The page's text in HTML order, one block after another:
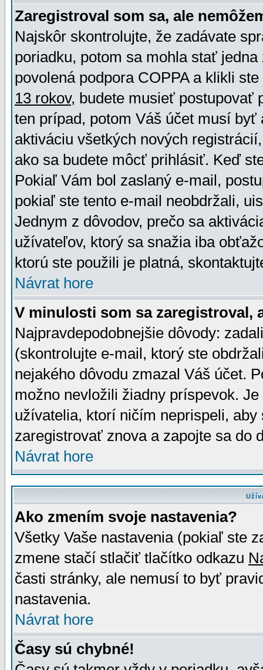
Zaregistroval som sa, ale
Najskôr skontrolujte, že zadávate
poriadku, potom sa mohla stať
povolená podpora COPPA a klikli
13 rokov, budete musieť postupovať
ten prípad, potom Váš účet musí
aktiváciu všetkých nových
ako sa budete môcť prihlásiť. Keď
Pokiaľ Vám bol zaslaný e-mail,
pokiaľ ste tento e-mail neobdržali,
Jednym z dôvodov, prečo sa
užívateľov, ktorý sa snažia iba
ktorú ste použili je platná,
Návrat hore
V minulosti som sa zaregistroval,
Najpravdepodobnejšie dôvody:
(skontrolujte e-mail, ktorý ste
nejakého dôvodu zmazal Váš účet.
možno nevložili žiadny príspevok.
užívatelia, ktorí ničím neprispeli,
zaregistrovať znova a zapojte sa do
Návrat hore
Ako zmením svoje nastavenia?
Všetky Vaše nastavenia (pokiaľ ste
zmene stačí stlačiť tlačítko odkazu
časti stránky, ale nemusí to byť
nastavenia.
Návrat hore
Časy sú chybné!